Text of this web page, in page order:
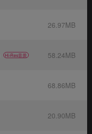
26.97MB
Hi-Res音质 58.24MB
68.86MB
20.90MB